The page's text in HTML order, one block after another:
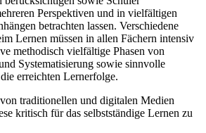
Perspektiven und in vielfältigen
betrachten lassen. Verschiedene
Lernen müssen in allen Fächern intensiv
methodisch vielfältige Phasen von
Systematisierung sowie sinnvolle
erreichten Lernerfolge.
traditionellen und digitalen Medien
kritisch für das selbstständige Lernen zu